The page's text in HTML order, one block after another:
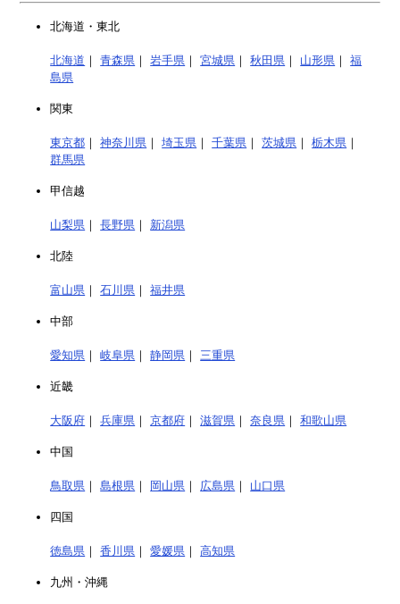
北海道・東北
北海道 ｜青森県 ｜岩手県 ｜宮城県 ｜秋田県 ｜ 山形県 ｜福
島県
関東
東京都 ｜神奈川県 ｜埼玉県 ｜千葉県 ｜茨城県 ｜栃木県 ｜
群馬県
甲信越
山梨県 ｜長野県 ｜ 新潟県
北陸
富山県 ｜石川県 ｜福井県
中部
愛知県 ｜岐阜県 ｜静岡県 ｜三重県
近畿
大阪府 ｜兵庫県 ｜京都府 ｜滋賀県 ｜奈良県 ｜和歌山県
中国
鳥取県 ｜島根県 ｜ 岡山県 ｜ 広島県 ｜ 山口県
四国
徳島県 ｜香川県 ｜愛媛県 ｜高知県
九州・沖縄